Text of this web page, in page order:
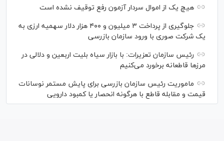
هیچ یک از اموال سردار آزمون رفع توقیف نشده است
جلوگیری از پرداخت ۳ میلیون و ۴۰۰ هزار دلار سهمیه ارزی به
یک شرکت صوری با ورود سازمان بازرسی
رئیس سازمان تعزیرات: با بازار سیاه بلیت اربعین و دلالی در
مرز‌ها قاطعانه برخورد می‌کنیم
ماموریت رئیس سازمان بازرسی برای پایش مستمر نوسانات
قیمت و مقابله قاطع با هرگونه انحصار یا کمبود دارویی